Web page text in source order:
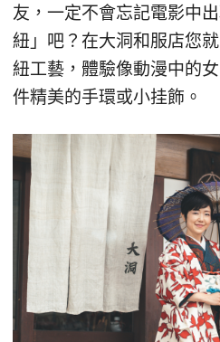
友，一定不會忘記電影中
紐」吧？在大洞和服店您
紐工藝，體驗像動漫中的
件精美的手環或小挂飾。